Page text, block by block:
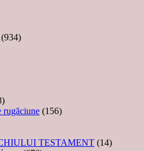
rugăciune (156)
TESTAMENT (14)